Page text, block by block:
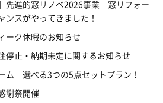
先進的窓リノベ2026事業 窓リフォー
ンスがやってきました！
ーク休暇のお知らせ
停止・納期未定に関するお知らせ
ム 選べる3つの5点セットプラン！
謝祭開催